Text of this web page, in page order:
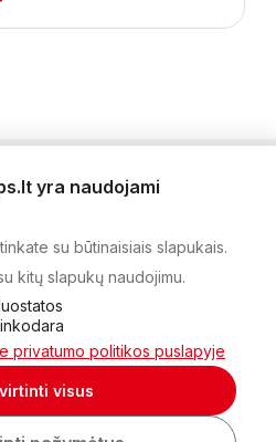
MUS
POLITIKA
© UAB Thomas Philips Baltex
yra naudojami
su būtinaisiais slapukais.
kitų slapukų naudojimu.
privatumo politikos puslapyje
visus